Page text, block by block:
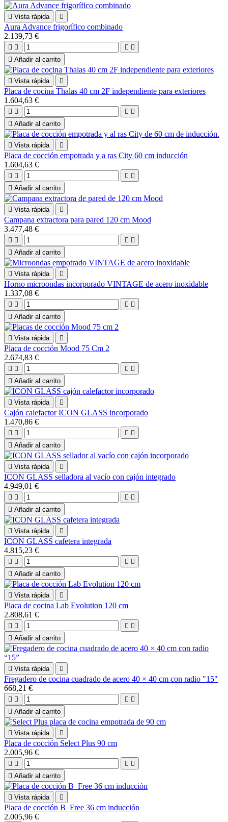
 Vista rápida 
Aura Advance frigorífico combinado
2.139,73 €
   
 Añadir al carrito
 Vista rápida 
Placa de cocina Thalas 40 cm 2F independiente para exteriores
1.604,63 €
   
 Añadir al carrito
 Vista rápida 
Placa de cocción empotrada y a ras City 60 cm inducción
1.604,63 €
   
 Añadir al carrito
 Vista rápida 
Campana extractora para pared 120 cm Mood
3.477,48 €
   
 Añadir al carrito
 Vista rápida 
Horno microondas incorporado VINTAGE de acero inoxidable
1.337,08 €
   
 Añadir al carrito
 Vista rápida 
Placa de cocción Mood 75 Cm 2
2.674,83 €
   
 Añadir al carrito
 Vista rápida 
Cajón calefactor ICON GLASS incorporado
1.470,86 €
   
 Añadir al carrito
 Vista rápida 
ICON GLASS selladora al vacío con cajón integrado
4.949,01 €
   
 Añadir al carrito
 Vista rápida 
ICON GLASS cafetera integrada
4.815,23 €
   
 Añadir al carrito
 Vista rápida 
Placa de cocina Lab Evolution 120 cm
2.808,61 €
   
 Añadir al carrito
 Vista rápida 
Fregadero de cocina cuadrado de acero 40 × 40 cm con radio "15"
668,21 €
   
 Añadir al carrito
 Vista rápida 
Placa de cocción Select Plus 90 cm
2.005,96 €
   
 Añadir al carrito
 Vista rápida 
Placa de cocción B_Free 36 cm inducción
2.005,96 €